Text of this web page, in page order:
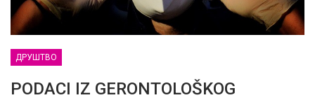
ДРУШТВО
PODACI IZ GERONTOLOŠKOG